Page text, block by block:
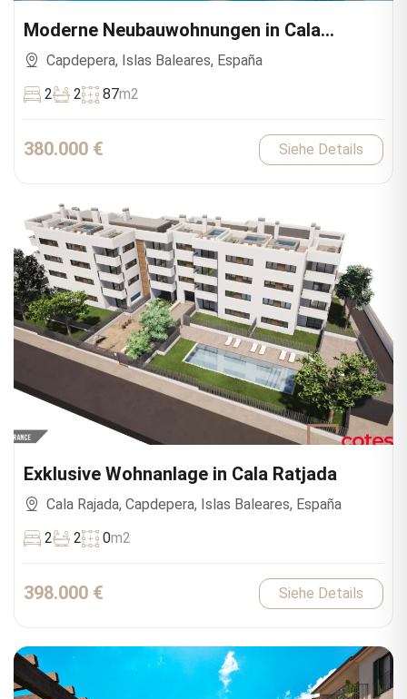
Moderne Neubauwohnungen in Cala
Ratjada
Capdepera, Islas Baleares, España
2
2 87m2
380.000 € Siehe Details
Exklusive Wohnanlage in Cala Ratjada
Cala Rajada, Capdepera, Islas Baleares, España
2
2 0m2
398.000 € Siehe Details